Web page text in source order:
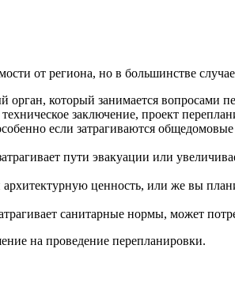
от региона, но в большинстве
орган, который занимается вопросами
заключение, проект
если затрагиваются
пути эвакуации или
ценность, или же вы
санитарные нормы, может
на проведение перепланировки.